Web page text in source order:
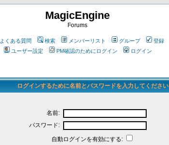
MagicEngine
Forums
よくある質問 検索 メンバーリスト グループ
登録
ユーザー設定
PM確認のためにログイン ログイン
ログインするために名前とパスワードを入力してください
名前:
パスワード:
自動ログインを有効にする: